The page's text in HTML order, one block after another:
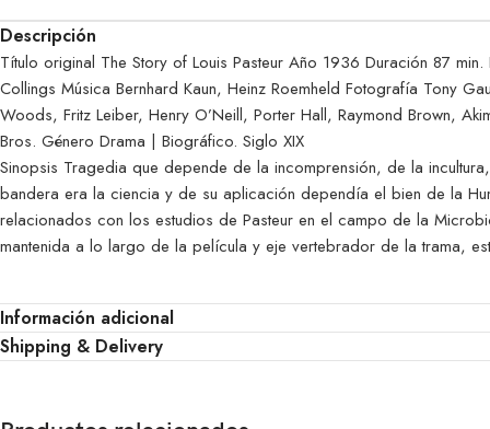
Descripción
Título original The Story of Louis Pasteur Año 1936 Duración 87
Collings Música Bernhard Kaun, Heinz Roemheld Fotografía Tony
Woods, Fritz Leiber, Henry O’Neill, Porter Hall, Raymond Brown,
Bros. Género Drama | Biográfico. Siglo XIX
Sinopsis Tragedia que depende de la incomprensión, de la
bandera era la ciencia y de su aplicación dependía el bien de la
relacionados con los estudios de Pasteur en el campo de la
mantenida a lo largo de la película y eje vertebrador de la trama,
Información adicional
Shipping & Delivery